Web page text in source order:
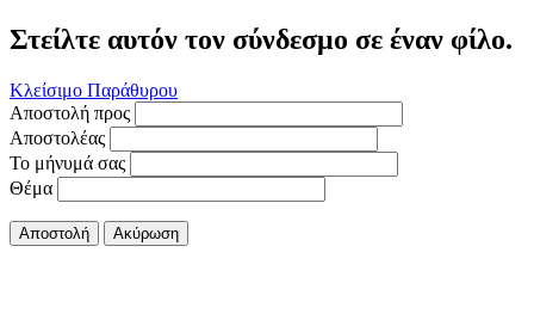
Στείλτε αυτόν τον σύνδεσμο σε έναν φίλο.
Κλείσιμο Παράθυρου
Αποστολή προς
Αποστολέας
Το μήνυμά σας
Θέμα
Αποστολή Ακύρωση